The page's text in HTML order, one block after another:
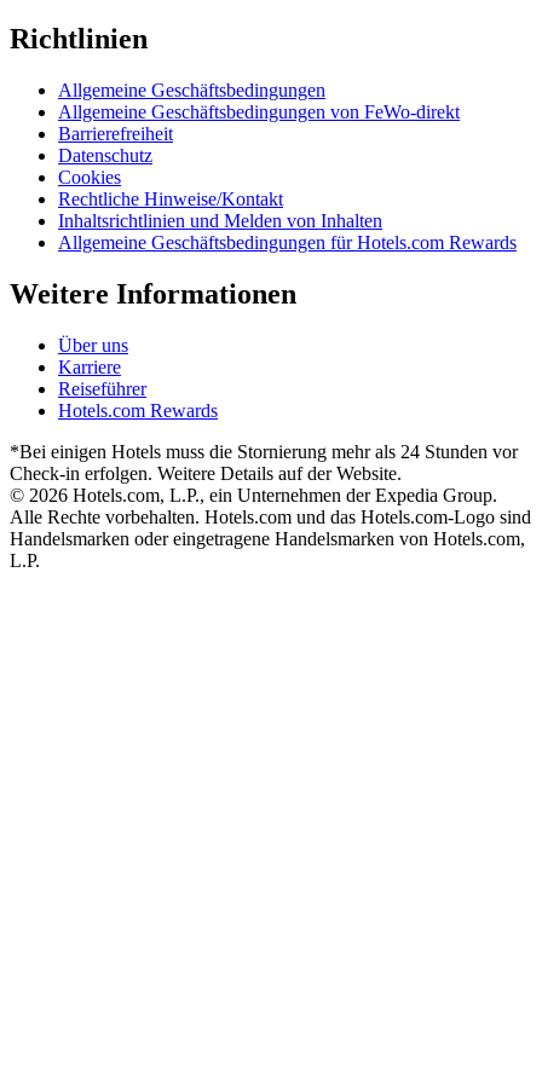
Richtlinien
Allgemeine Geschäftsbedingungen
Allgemeine Geschäftsbedingungen von FeWo-direkt
Barrierefreiheit
Datenschutz
Cookies
Rechtliche Hinweise/Kontakt
Inhaltsrichtlinien und Melden von Inhalten
Allgemeine Geschäftsbedingungen für Hotels.com Rewards
Weitere Informationen
Über uns
Karriere
Reiseführer
Hotels.com Rewards
*Bei einigen Hotels muss die Stornierung mehr als 24 Stunden vor
Check-in erfolgen. Weitere Details auf der Website.
© 2026 Hotels.com, L.P., ein Unternehmen der Expedia Group.
Alle Rechte vorbehalten. Hotels.com und das Hotels.com-Logo sind
Handelsmarken oder eingetragene Handelsmarken von Hotels.com,
L.P.